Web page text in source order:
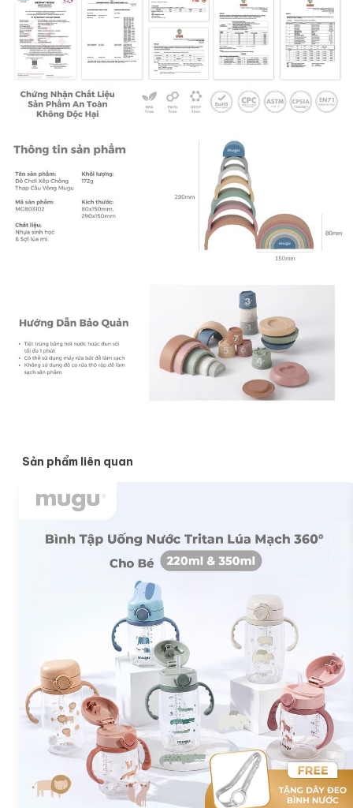
Sản phẩm liên quan